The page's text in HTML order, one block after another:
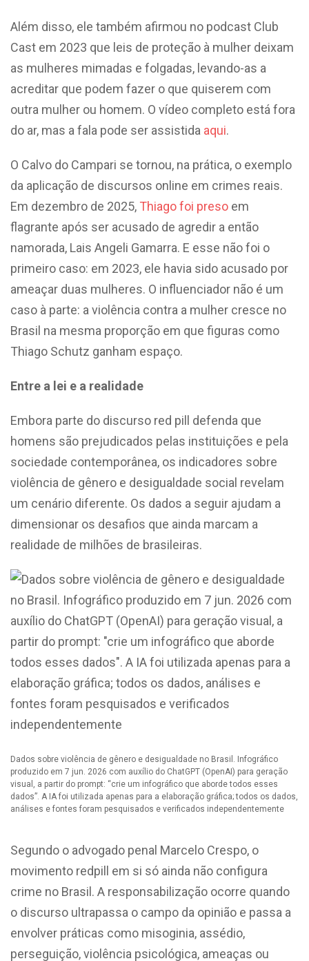
Além disso, ele também afirmou no podcast Club
Cast em 2023 que leis de proteção à mulher deixam
as mulheres mimadas e folgadas, levando-as a
acreditar que podem fazer o que quiserem com
outra mulher ou homem. O vídeo completo está fora
do ar, mas a fala pode ser assistida aqui.
O Calvo do Campari se tornou, na prática, o exemplo
da aplicação de discursos online em crimes reais.
Em dezembro de 2025, Thiago foi preso em
flagrante após ser acusado de agredir a então
namorada, Lais Angeli Gamarra. E esse não foi o
primeiro caso: em 2023, ele havia sido acusado por
ameaçar duas mulheres. O influenciador não é um
caso à parte: a violência contra a mulher cresce no
Brasil na mesma proporção em que figuras como
Thiago Schutz ganham espaço.
Entre a lei e a realidade
Embora parte do discurso red pill defenda que
homens são prejudicados pelas instituições e pela
sociedade contemporânea, os indicadores sobre
violência de gênero e desigualdade social revelam
um cenário diferente. Os dados a seguir ajudam a
dimensionar os desafios que ainda marcam a
realidade de milhões de brasileiras.
Dados sobre violência de gênero e desigualdade no Brasil. Infográfico
produzido em 7 jun. 2026 com auxílio do ChatGPT (OpenAI) para geração
visual, a partir do prompt: “crie um infográfico que aborde todos esses
dados”. A IA foi utilizada apenas para a elaboração gráfica; todos os dados,
análises e fontes foram pesquisados e verificados independentemente
Segundo o advogado penal Marcelo Crespo, o
movimento redpill em si só ainda não configura
crime no Brasil. A responsabilização ocorre quando
o discurso ultrapassa o campo da opinião e passa a
envolver práticas como misoginia, assédio,
perseguição, violência psicológica, ameaças ou